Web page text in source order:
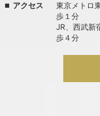
アクセス
東京メトロ
歩１分
JR、西武新
歩４分